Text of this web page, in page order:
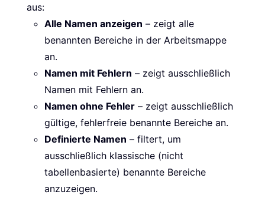
aus:
Alle Namen anzeigen – zeigt alle
benannten Bereiche in der Arbeitsmappe
an.
Namen mit Fehlern – zeigt ausschließlich
Namen mit Fehlern an.
Namen ohne Fehler – zeigt ausschließlich
gültige, fehlerfreie benannte Bereiche an.
Definierte Namen – filtert, um
ausschließlich klassische (nicht
tabellenbasierte) benannte Bereiche
anzuzeigen.